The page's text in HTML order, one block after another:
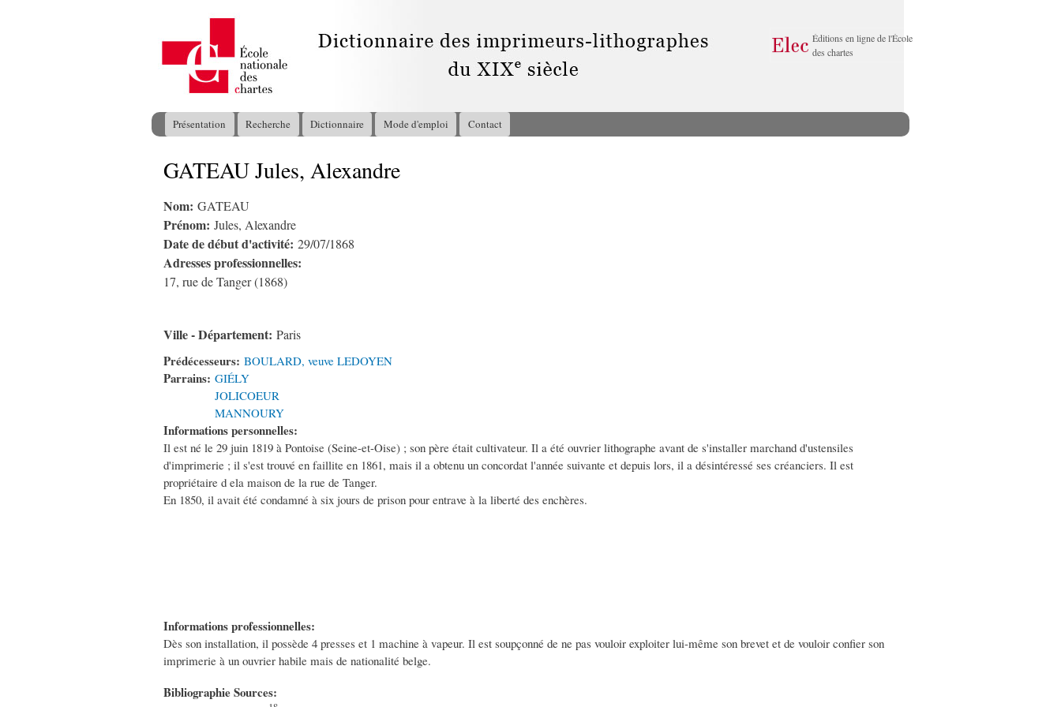
principal
Éditions en ligne de l'École
des chartes
Menu principal
Présentation Recherche Dictionnaire Mode d'emploi Contact
Vous êtes ici
GATEAU Jules, Alexandre
Nom: GATEAU
Prénom: Jules, Alexandre
Date de début d'activité: 29/07/1868
Adresses professionnelles:
17, rue de Tanger (1868)
Ville - Département: Paris
Prédécesseurs: BOULARD, veuve LEDOYEN
Parrains: GIÉLY
JOLICOEUR
MANNOURY
Informations personnelles:
Il est né le 29 juin 1819 à Pontoise (Seine-et-Oise) ; son père était cultivateur. Il a été ouvrier lithographe avant de s'installer marchand d'ustensiles
d'imprimerie ; il s'est trouvé en faillite en 1861, mais il a obtenu un concordat l'année suivante et depuis lors, il a désintéressé ses créanciers. Il est
propriétaire d ela maison de la rue de Tanger.
En 1850, il avait été condamné à six jours de prison pour entrave à la liberté des enchères.
Informations professionnelles:
Dès son installation, il possède 4 presses et 1 machine à vapeur. Il est soupçonné de ne pas vouloir exploiter lui-même son brevet et de vouloir confier son
imprimerie à un ouvrier habile mais de nationalité belge.
Bibliographie Sources: